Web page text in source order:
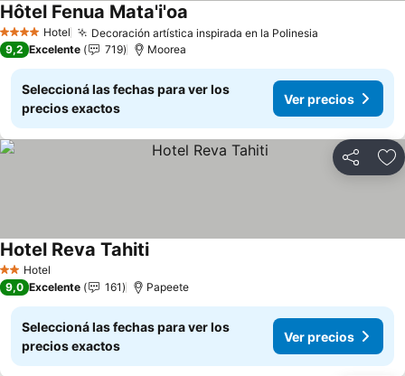
4 EstrellasHotel Decoración artística inspirada en la Polinesia
Hôtel Fenua Mata'i'oa
9,2 Excelente 719 Moorea
Seleccioná las fechas para ver los
precios exactos
Ver precios
Compartir
2 Estrellas
Hotel
Hotel Reva TahitiVer precios
9,0 Excelente 161 Papeete
Seleccioná las fechas para ver los
precios exactos
Ver precios